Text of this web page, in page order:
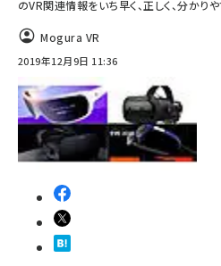
のVR関連情報をいち早く、正しく、分かりや
Mogura VR
2019年12月9日 11:36